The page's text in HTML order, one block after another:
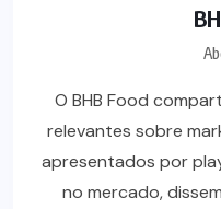
O BHB Food
relevantes sobre
apresentados por
no mercado,